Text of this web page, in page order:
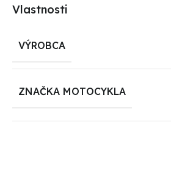
Vlastnosti
VÝROBCA
ZNAČKA MOTOCYKLA